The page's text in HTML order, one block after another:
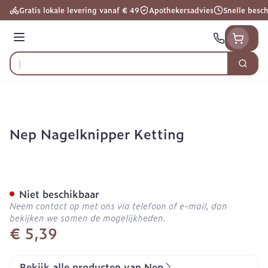
Ga naar de inhoud
Gratis lokale levering vanaf € 49 Apothekersadvies Snelle
Menu
Product, merk, categorie...
Zoek
Nep Nagelknipper Ketting
€ 5,39
Niet beschikbaar
Neem contact op met ons via telefoon of e-mail, dan
bekijken we samen de mogelijkheden.